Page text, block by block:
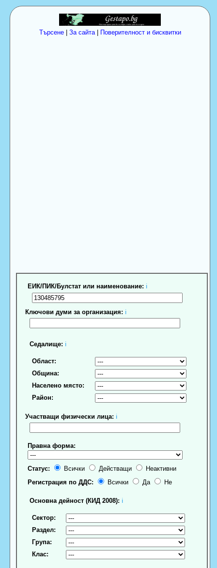
Търсене| За сайта| Поверителност и бисквитки
ЕИК/ПИК/Булстат или наименование: ℹ
Ключови думи за организация: ℹ
Седалище: ℹ
Област:
Община:
Населено място:
Район:
Участващи физически лица: ℹ
Правна форма:
Статус: Всички Действащи
Неактивни
Регистрация по ДДС:
Всички Да Не
Основна дейност (КИД 2008): ℹ
Сектор:
Раздел:
Група:
Клас: